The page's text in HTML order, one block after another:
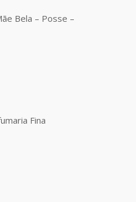
Bela – Posse –
Fina